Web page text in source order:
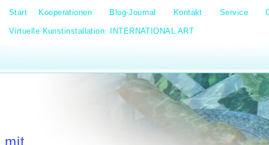
Start Kooperationen Blog-Journal Kontakt Service
Virtuelle Kunstinstallation: INTERNATIONAL ART
mit